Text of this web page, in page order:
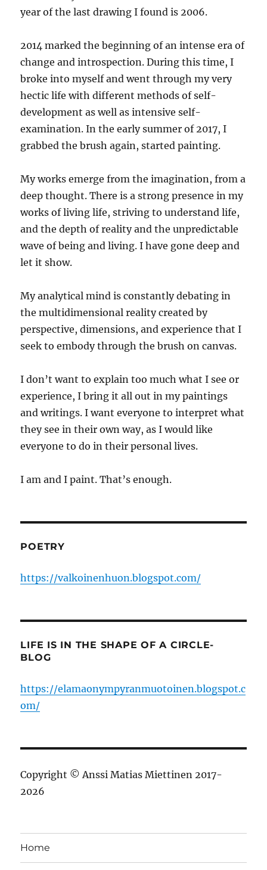
year of the last drawing I found is 2006.
2014 marked the beginning of an intense era of
change and introspection. During this time, I
broke into myself and went through my very
hectic life with different methods of self-
development as well as intensive self-
examination. In the early summer of 2017, I
grabbed the brush again, started painting.
My works emerge from the imagination, from a
deep thought. There is a strong presence in my
works of living life, striving to understand life,
and the depth of reality and the unpredictable
wave of being and living. I have gone deep and
let it show.
My analytical mind is constantly debating in
the multidimensional reality created by
perspective, dimensions, and experience that I
seek to embody through the brush on canvas.
I don’t want to explain too much what I see or
experience, I bring it all out in my paintings
and writings. I want everyone to interpret what
they see in their own way, as I would like
everyone to do in their personal lives.
I am and I paint. That’s enough.
POETRY
https://valkoinenhuon.blogspot.com/
LIFE IS IN THE SHAPE OF A CIRCLE-
BLOG
https://elamaonympyranmuotoinen.blogspot.c
om/
Copyright © Anssi Matias Miettinen 2017-
2026
Home